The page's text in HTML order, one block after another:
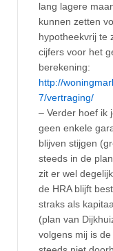
lang lagere
kunnen zetten
hypotheekvrij te
cijfers voor het
berekening:
http://
7/vertraging/
– Verder hoef ik
geen enkele
blijven stijgen
steeds in de
zit er wel
de HRA blijft
straks als
(plan van
volgens mij is